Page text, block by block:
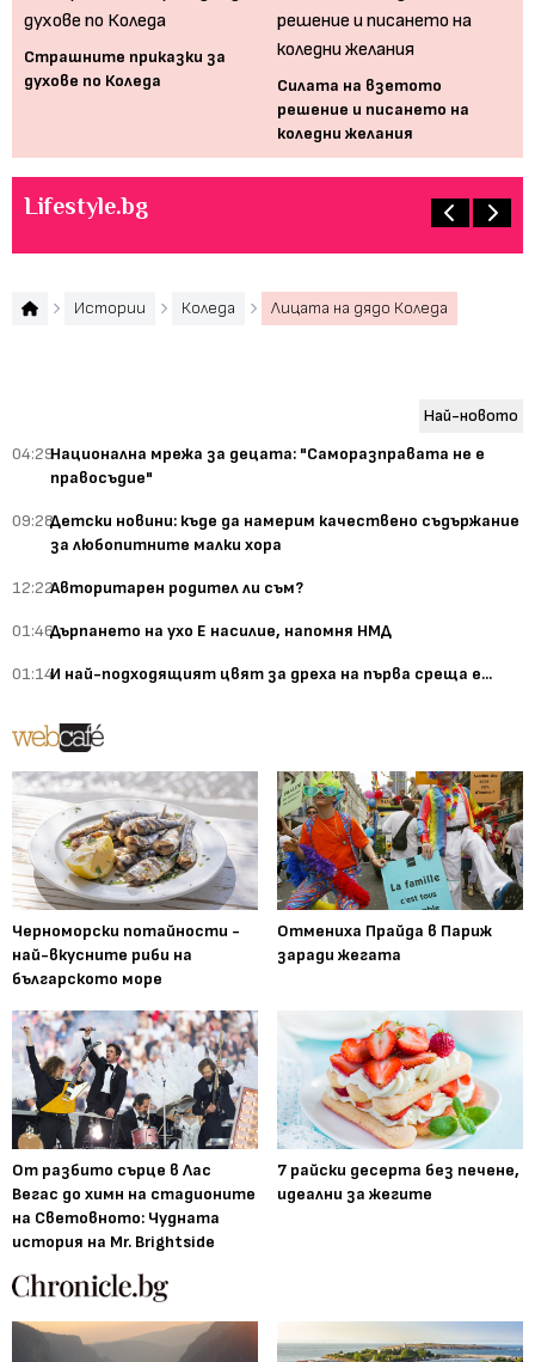
Страшните приказки за
духове по Коледа
Силата на взетото
решение и писането на
коледни желания
Lifestyle.bg
Истории Коледа Лицата на дядо Коледа
Най-новото
04:29Национална мрежа за децата: "Саморазправата не е
правосъдие"
09:28Детски новини: къде да намерим качествено съдържание
за любопитните малки хора
12:22Авторитарен родител ли съм?
01:46Дърпането на ухо Е насилие, напомня НМД
01:14И най-подходящият цвят за дреха на първа среща е...
Черноморски потайности -
най-вкусните риби на
българското море
Отмениха Прайда в Париж
заради жегата
От разбито сърце в Лас
Вегас до химн на стадионите
на Световното: Чудната
история на Mr. Brightside
7 райски десерта без печене,
идеални за жегите